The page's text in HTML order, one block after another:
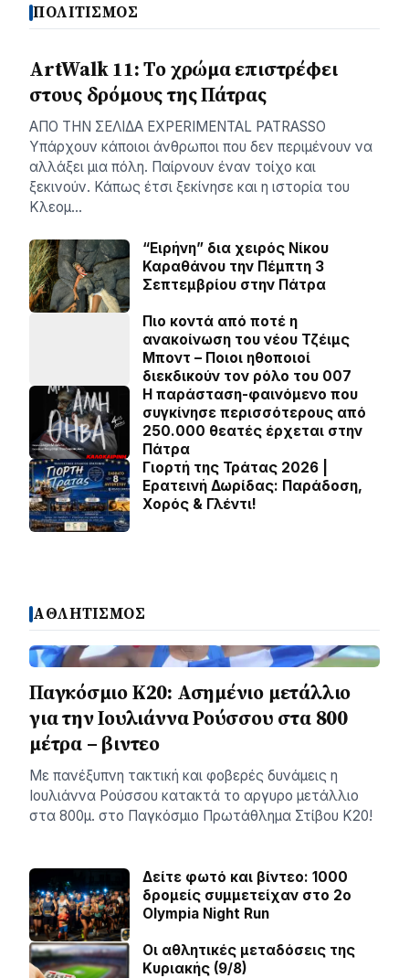
ΠΟΛΙΤΙΣΜΟΣ
ArtWalk 11: Το χρώμα επιστρέφει
στους δρόμους της Πάτρας
AΠΟ ΤΗΝ ΣΕΛΙΔΑ EXPERIMENTAL PATRASSO
Υπάρχουν κάποιοι άνθρωποι που δεν περιμένουν να
αλλάξει μια πόλη. Παίρνουν έναν τοίχο και
ξεκινούν. Κάπως έτσι ξεκίνησε και η ιστορία του
Κλεομ…
“Ειρήνη” δια χειρός Νίκου
Καραθάνου την Πέμπτη 3
Σεπτεμβρίου στην Πάτρα
Πιο κοντά από ποτέ η
ανακοίνωση του νέου Τζέιμς
Μποντ – Ποιοι ηθοποιοί
διεκδικούν τον ρόλο του 007
Η παράσταση-φαινόμενο που
συγκίνησε περισσότερους από
250.000 θεατές έρχεται στην
Πάτρα
Γιορτή της Τράτας 2026 |
Ερατεινή Δωρίδας: Παράδοση,
Χορός & Γλέντι!
ΑΘΛΗΤΙΣΜΟΣ
Παγκόσμιο Κ20: Ασημένιο μετάλλιο
για την Ιουλιάννα Ρούσσου στα 800
μέτρα – βιντεο
Με πανέξυπνη τακτική και φοβερές δυνάμεις η
Ιουλιάννα Ρούσσου κατακτά το αργυρο μετάλλιο
στα 800μ. στο Παγκόσμιο Πρωτάθλημα Στίβου Κ20!
Δείτε φωτό και βίντεο: 1000
δρομείς συμμετείχαν στο 2ο
Olympia Night Run
Οι αθλητικές μεταδόσεις της
Κυριακής (9/8)